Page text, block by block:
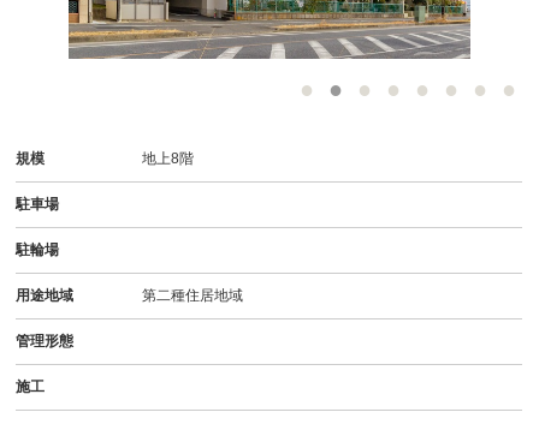
規模 地上8階
駐車場
駐輪場
用途地域 第二種住居地域
管理形態
施工